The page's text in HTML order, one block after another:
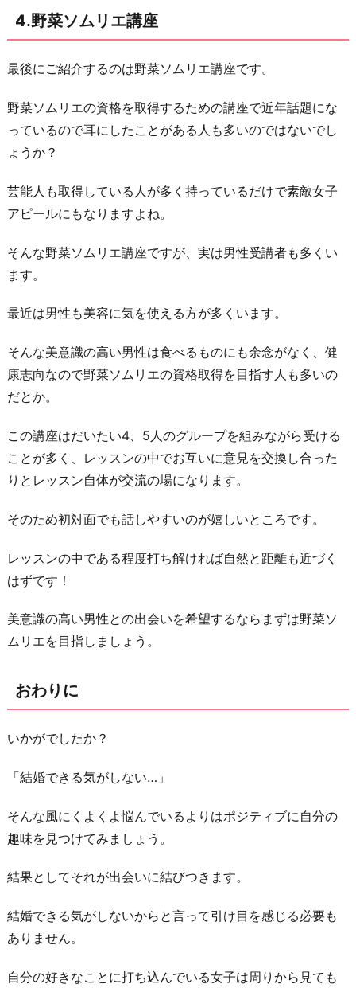
4.野菜ソムリエ講座
最後にご紹介するのは野菜ソムリエ講座です。
野菜ソムリエの資格を取得するための講座で近年話題にな
っているので耳にしたことがある人も多いのではないでし
ょうか？
芸能人も取得している人が多く持っているだけで素敵女子
アピールにもなりますよね。
そんな野菜ソムリエ講座ですが、実は男性受講者も多くい
ます。
最近は男性も美容に気を使える方が多くいます。
そんな美意識の高い男性は食べるものにも余念がなく、健
康志向なので野菜ソムリエの資格取得を目指す人も多いの
だとか。
この講座はだいたい4、5人のグループを組みながら受ける
ことが多く、レッスンの中でお互いに意見を交換し合った
りとレッスン自体が交流の場になります。
そのため初対面でも話しやすいのが嬉しいところです。
レッスンの中である程度打ち解ければ自然と距離も近づく
はずです！
美意識の高い男性との出会いを希望するならまずは野菜ソ
ムリエを目指しましょう。
おわりに
いかがでしたか？
「結婚できる気がしない…」
そんな風にくよくよ悩んでいるよりはポジティブに自分の
趣味を見つけてみましょう。
結果としてそれが出会いに結びつきます。
結婚できる気がしないからと言って引け目を感じる必要も
ありません。
自分の好きなことに打ち込んでいる女子は周りから見ても